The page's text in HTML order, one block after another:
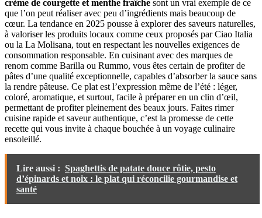
crème de courgette et menthe fraîche sont un vrai exemple de ce
que l’on peut réaliser avec peu d’ingrédients mais beaucoup de
cœur. La tendance en 2025 pousse à explorer des saveurs naturelles,
à valoriser les produits locaux comme ceux proposés par Ciao Italia
ou la La Molisana, tout en respectant les nouvelles exigences de
consommation responsable. En cuisinant avec des marques de
renom comme Barilla ou Rummo, vous êtes certain de profiter de
pâtes d’une qualité exceptionnelle, capables d’absorber la sauce sans
la rendre pâteuse. Ce plat est l’expression même de l’été : léger,
coloré, aromatique, et surtout, facile à préparer en un clin d’œil,
permettant de profiter pleinement des beaux jours. Faites rimer
cuisine rapide et saveur authentique, c’est la promesse de cette
recette qui vous invite à chaque bouchée à un voyage culinaire
ensoleillé.
Lire aussi : Spaghettis de patate douce rôtie, pesto
d’épinards et noix : le plat qui réconcilie gourmandise et
santé